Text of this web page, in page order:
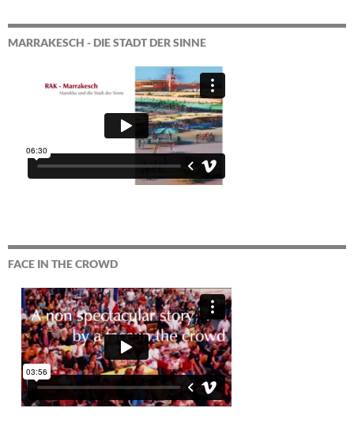
MARRAKESCH - DIE STADT DER SINNE
FACE IN THE CROWD